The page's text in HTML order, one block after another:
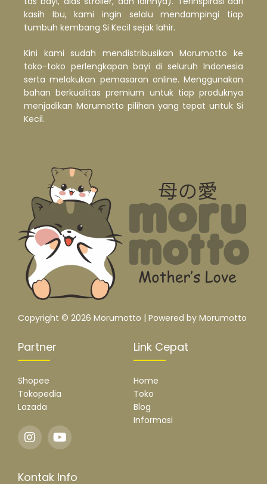
kasih Ibu, kami ingin selalu mendampingi tiap
tumbuh kembang Si Kecil sejak lahir.
Kini kami sudah mendistribusikan Morumotto ke
toko-toko perlengkapan bayi di seluruh Indonesia
serta melakukan pemasaran online. Menggunakan
bahan berkualitas premium untuk tiap produknya
menjadikan Morumotto pilihan yang tepat untuk Si
Kecil.
Copyright © 2026 Morumotto | Powered by Morumotto
Partner
Shopee
Tokopedia
Lazada
Link Cepat
Home
Toko
Blog
Informasi
Kontak Info